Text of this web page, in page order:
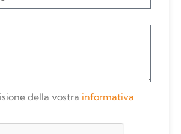
della vostra informativa